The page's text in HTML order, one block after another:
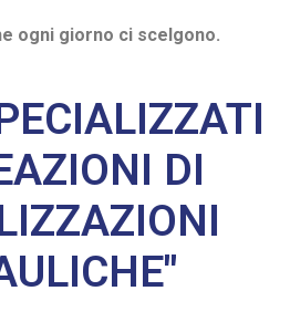
ogni giorno ci scelgono.
DI